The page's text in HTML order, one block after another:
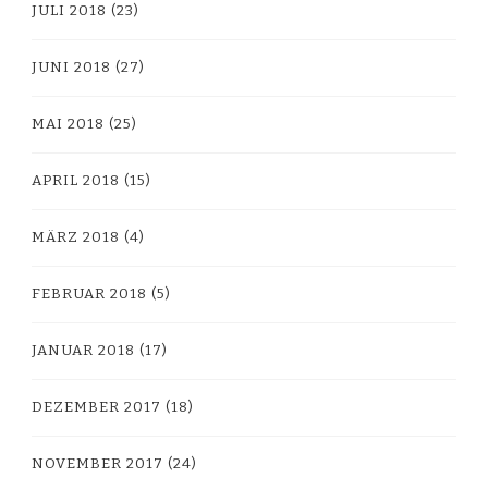
JULI 2018 (23)
JUNI 2018 (27)
MAI 2018 (25)
APRIL 2018 (15)
MÄRZ 2018 (4)
FEBRUAR 2018 (5)
JANUAR 2018 (17)
DEZEMBER 2017 (18)
NOVEMBER 2017 (24)